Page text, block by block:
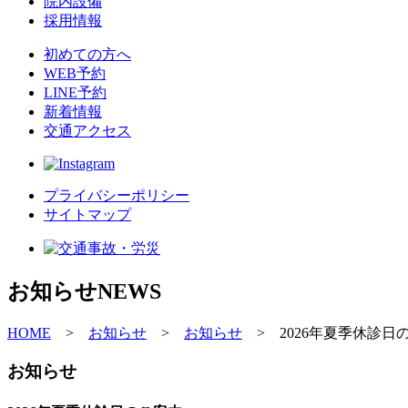
採用情報
初めての方へ
WEB予約
LINE予約
新着情報
交通アクセス
プライバシーポリシー
サイトマップ
お知らせNEWS
HOME > お知らせ > お知らせ > 2026年夏季休診日
お知らせ